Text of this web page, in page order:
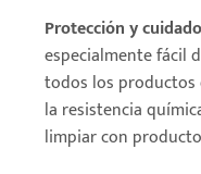
Protección y
especialmente fácil
todos los productos
la resistencia
limpiar con